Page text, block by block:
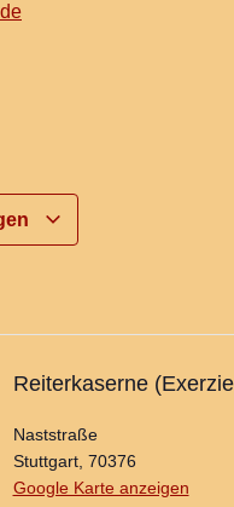
Reiterkaserne
Naststraße
Stuttgart, 70376
Google Karte anzeigen